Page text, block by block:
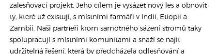
Kontakty
+420 234 261 911
zalesňovací projekt. Jeho cílem je vysázet nový les a obnovit
ty, které už existují, s místními farmáři v Indii, Etiopii a
Zambii. Naši partneři krom samotného sázení stromů taky
spolupracují s místními komunitami a snaží se najít
udržitelná řešení, která by předcházela odlesňování a